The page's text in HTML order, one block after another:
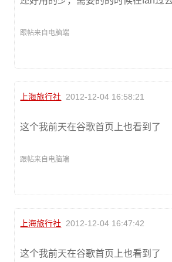
跟帖来自电脑端
上海旅行社 2012-12-04 16:58:21
这个我前天在谷歌首页上也看到了
跟帖来自电脑端
上海旅行社 2012-12-04 16:47:42
这个我前天在谷歌首页上也看到了